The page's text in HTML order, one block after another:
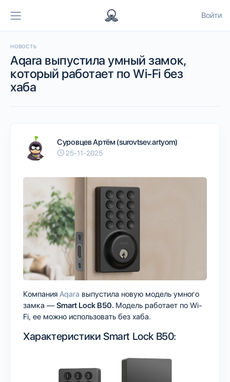
Войти
НОВОСТЬ
Aqara выпустила умный замок,
который работает по Wi-Fi без
хаба
Суровцев Артём (surovtsev.artyom)
25-11-2025
Компания Aqara выпустила новую модель умного
замка — Smart Lock B50. Модель работает по Wi-
Fi, ее можно использовать без хаба.
Характеристики Smart Lock B50: